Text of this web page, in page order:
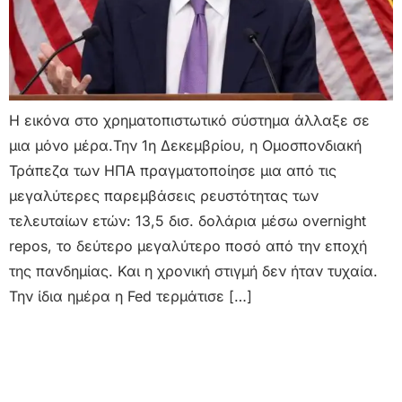
Η εικόνα στο χρηματοπιστωτικό σύστημα άλλαξε σε
μια μόνο μέρα.Την 1η Δεκεμβρίου, η Ομοσπονδιακή
Τράπεζα των ΗΠΑ πραγματοποίησε μια από τις
μεγαλύτερες παρεμβάσεις ρευστότητας των
τελευταίων ετών: 13,5 δισ. δολάρια μέσω overnight
repos, το δεύτερο μεγαλύτερο ποσό από την εποχή
της πανδημίας. Και η χρονική στιγμή δεν ήταν τυχαία.
Την ίδια ημέρα η Fed τερμάτισε […]